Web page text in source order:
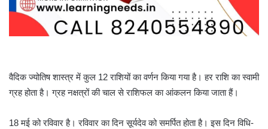
वैदिक ज्योतिष शास्त्र में कुल 12 राशियों का वर्णन किया गया है। हर राशि का स्वामी
ग्रह होता है। ग्रह नक्षत्रों की चाल से राशिफल का आंकलन किया जाता हैं।
18 मई को रविवार है। रविवार का दिन सूर्यदेव को समर्पित होता है। इस दिन विधि-